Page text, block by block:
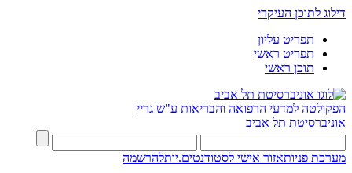
דילוג לתוכן העיקרי
תפריט עליון
תפריט ראשי
תוכן ראשי
הפקולטה למדעי הרפואה והבריאות ע"ש גריי
אוניברסיטת תל אביב
מערכת פניותאזור אישי לסטודנטים.יותלהרשמה